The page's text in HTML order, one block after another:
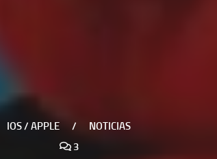
IOS / APPLE /
NOTICIAS
3